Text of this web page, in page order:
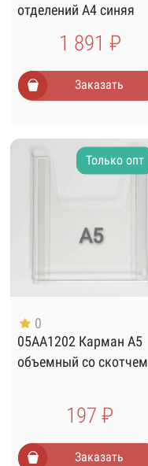
отделений А4 синяя
1 891 ₽
Заказать
Только опт
0
05AA1202 Карман А5
объемный со скотчем
197 ₽
Заказать